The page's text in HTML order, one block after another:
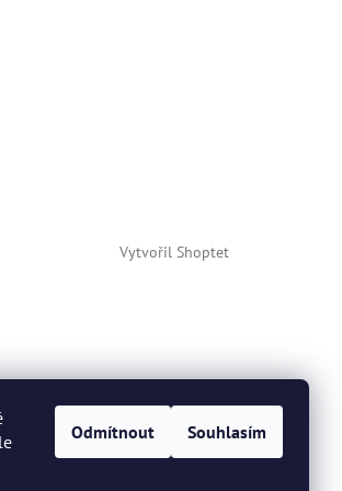
Odmítnout Souhlasím
Vytvořil Shoptet